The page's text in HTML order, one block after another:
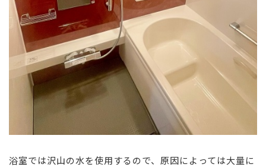
浴室では沢山の水を使用するので、原因によっては大量に